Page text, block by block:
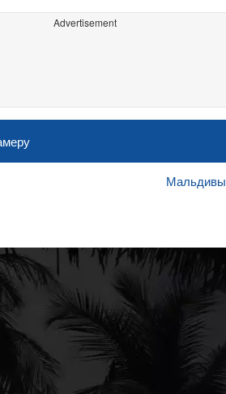
Advertisement
Мальдивы